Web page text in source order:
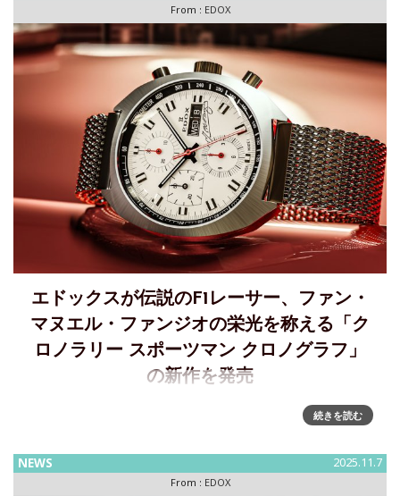
From : EDOX
エドックスが伝説のF1レーサー、ファン・
マヌエル・ファンジオの栄光を称える「ク
ロノラリー スポーツマン クロノグラフ」
の新作を発売
エドックスがクロノラリー スポーツマン クロノグラフの新作
を11月12日発売～伝説のF1レーサー ファン・マヌエル・ファ
続きを読む
NEWS 2025.11.7
From : EDOX